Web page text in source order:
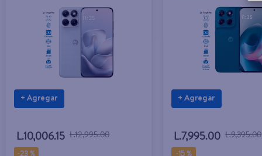
+ Agregar
L.10,006.15 L.12,995.00
-23 %
+ Agregar
L.7,995.00 L.9,395.00
-15 %